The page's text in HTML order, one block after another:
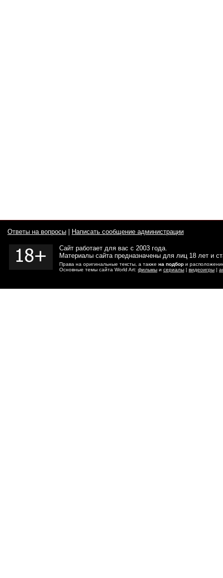
Ответы на вопросы Написать сообщение администрации
Сайт работает для вас с 2003 года.
Материалы сайта предназначены для лиц 18 лет и
Права на оригинальные тексты, а также на подбор и
Основные темы сайта World Art: фильмы и сериалы | видеоигры |